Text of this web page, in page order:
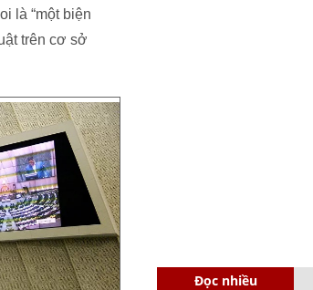
là “một biện
trên cơ sở
Đọc nhiều